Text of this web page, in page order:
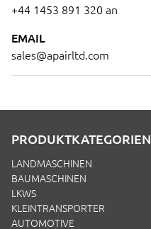
+44 1453 891 320 an
EMAIL
sales@apairltd.com
PRODUKTKATEGORIEN
LANDMASCHINEN
BAUMASCHINEN
LKWS
KLEINTRANSPORTER
AUTOMOTIVE